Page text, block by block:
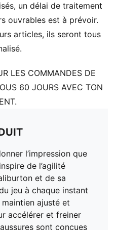
de stabilité latérale
légère pour un
: recommandé pour les
un délai de traitement
ouvrables est à prévoir.
articles, ils seront tous
LES COMMANDES DE
60 JOURS AVEC TON
l’impression que
de l’agilité
et de sa
jeu à chaque instant
ajusté et
accélérer et freiner
sont conçues